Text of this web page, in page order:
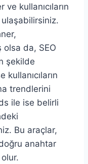
kullanıcıların
da, SEO
şekilde
kullanıcıların
trendlerini
ile ise belirli
Bu araçlar,
anahtar